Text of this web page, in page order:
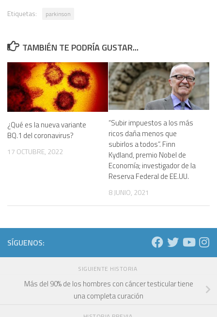
Etiquetas: parkinson
TAMBIÉN TE PODRÍA GUSTAR...
¿Qué es la nueva variante
BQ.1 del coronavirus?
17 OCTUBRE, 2022
“Subir impuestos a los más
ricos daña menos que
subirlos a todos”. Finn
Kydland, premio Nobel de
Economía; investigador de la
Reserva Federal de EE.UU.
8 JUNIO, 2021
SÍGUENOS:
SIGUIENTE HISTORIA
Más del 90% de los hombres con cáncer testicular tiene
una completa curación